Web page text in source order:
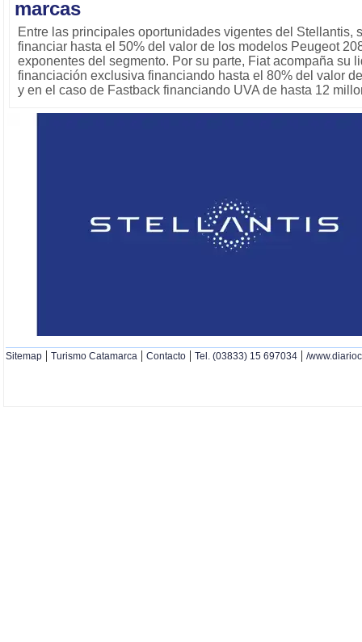
marcas
Entre las principales oportunidades vigentes del Stellantis,
financiar hasta el 50% del valor de los modelos Peugeot
exponentes del segmento. Por su parte, Fiat acompaña su
financiación exclusiva financiando hasta el 80% del valor
y en el caso de Fastback financiando UVA de hasta 12
Sitemap | Turismo Catamarca | Contacto | Tel. (03833) 15 697034 | /